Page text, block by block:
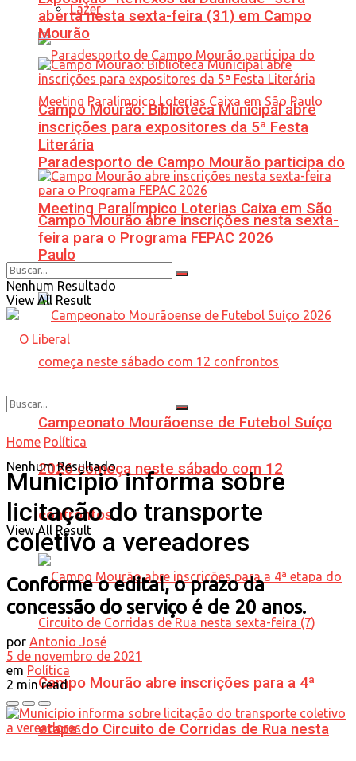
Lazer
Paradesporto de Campo Mourão participa do
Meeting Paralímpico Loterias Caixa em São
Paulo
Campeonato Mourãoense de Futebol Suíço
2026 começa neste sábado com 12
confrontos
Campo Mourão abre inscrições para a 4ª
etapa do Circuito de Corridas de Rua nesta
aberta nesta sexta-feira (31) em Campo
Mourão
Campo Mourão: Biblioteca Municipal abre
inscrições para expositores da 5ª Festa
Literária
Campo Mourão abre inscrições nesta sexta-
feira para o Programa FEPAC 2026
Nenhum Resultado
View All Result
Nenhum Resultado
View All Result
Home Política
Município informa sobre
licitação do transporte
coletivo a vereadores
Conforme o edital, o prazo da
concessão do serviço é de 20 anos.
por Antonio José
5 de novembro de 2021
em Política
2 min read